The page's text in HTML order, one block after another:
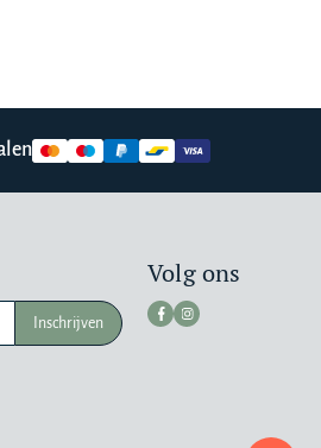
Inschrijven
Volg ons